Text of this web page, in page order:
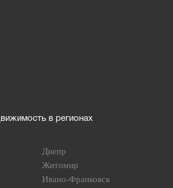
в регионах
Днепр
Житомир
Ивано-Франковск